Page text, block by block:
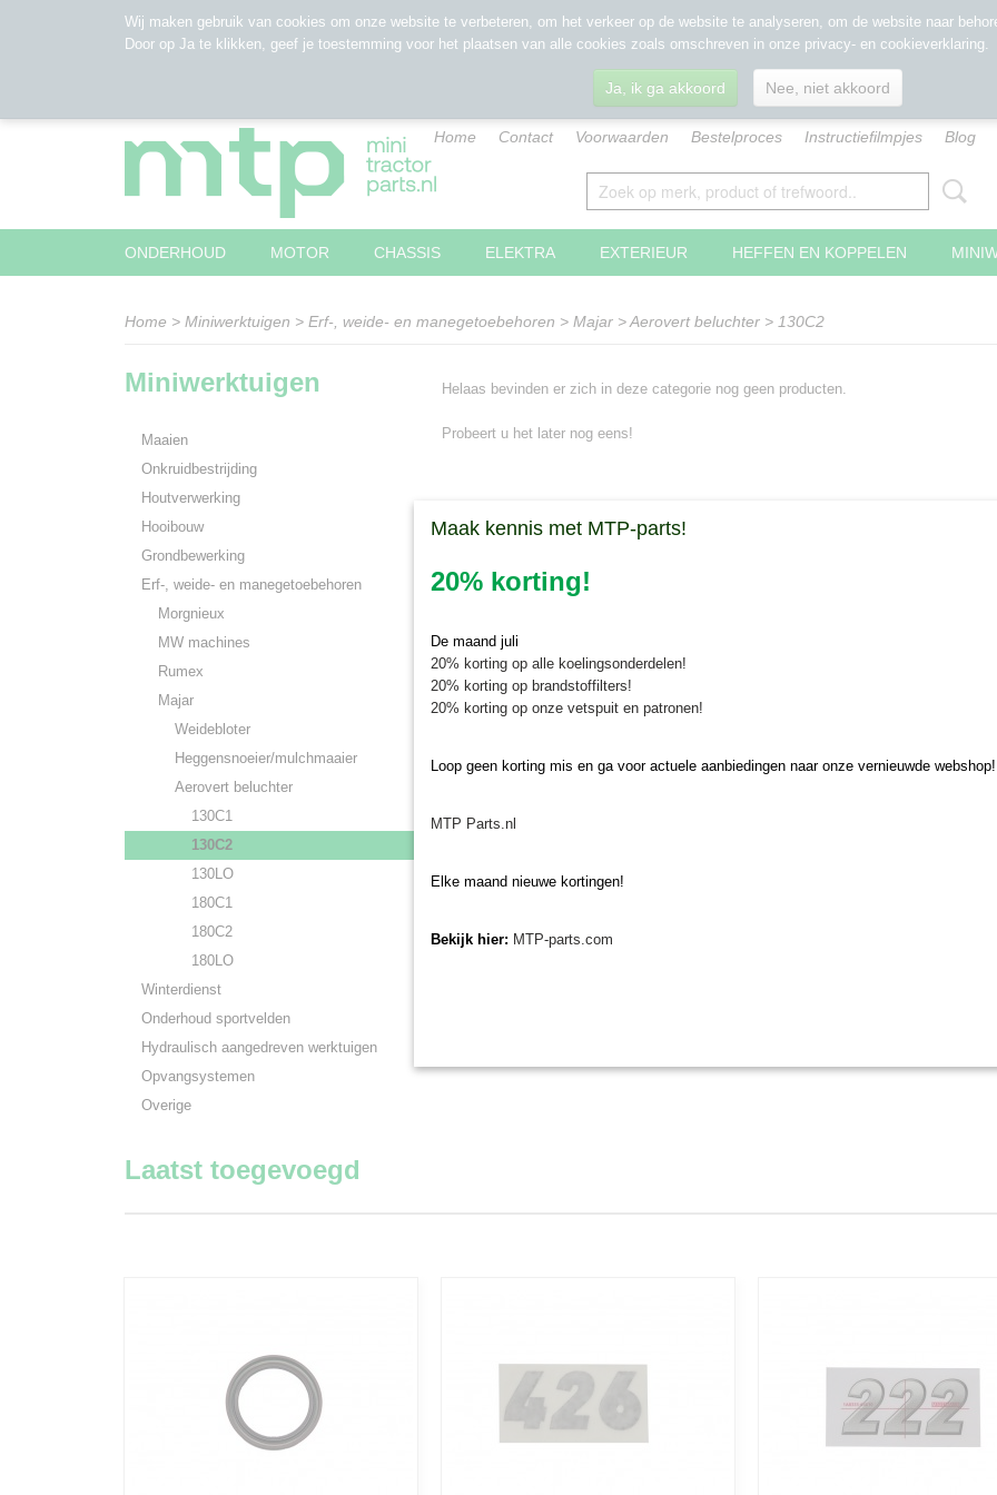
Home Contact Voorwaarden Bestelproces Instructiefilmpjes Blog
ONDERHOUD MOTOR CHASSIS ELEKTRA EXTERIEUR HEFFEN EN KOPPELEN
Home > Miniwerktuigen > Erf-, weide- en manegetoebehoren > Majar >Aerovert beluchter > 130C2
Miniwerktuigen
Maaien
Onkruidbestrijding
Houtverwerking
Hooibouw
Grondbewerking
Erf-, weide- en manegetoebehoren
Morgnieux
MW machines
Rumex
Majar
Weidebloter
Heggensnoeier/mulchmaaier
Aerovert beluchter
130C1
130C2
130LO
180C1
180C2
180LO
Winterdienst
Onderhoud sportvelden
Hydraulisch aangedreven werktuigen
Opvangsystemen
Overige
Helaas bevinden er zich in deze categorie nog geen producten.
Probeert u het later nog eens!
Laatst toegevoegd
Wij maken gebruik van cookies om onze website te verbeteren, om het verkeer op de website te analyseren, om de website naar
Door op Ja te klikken, geef je toestemming voor het plaatsen van alle cookies zoals omschreven in onze privacy- en cookieverklaring.
Ja, ik ga akkoord Nee, niet akkoord
Maak kennis met MTP-parts!
20% korting!
De maand juli
20% korting op alle koelingsonderdelen!
20% korting op brandstoffilters!
20% korting op onze vetspuit en patronen!
Loop geen korting mis en ga voor actuele aanbiedingen naar onze vernieuwde webshop!
MTP Parts.nl
Elke maand nieuwe kortingen!
Bekijk hier: MTP-parts.com